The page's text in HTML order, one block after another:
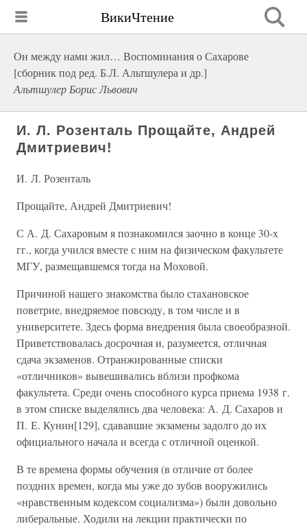
ВикиЧтение
Он между нами жил… Воспоминания о Сахарове
[сборник под ред. Б.Л. Альтшулера и др.]
Альтшулер Борис Львович
И. Л. Розенталь Прощайте, Андрей
Дмитриевич!
И. Л. Розенталь
Прощайте, Андрей Дмитриевич!
С А. Д. Сахаровым я познакомился заочно в конце 30-х
гг., когда учился вместе с ним на физическом факультете
МГУ, размещавшемся тогда на Моховой.
Причиной нашего знакомства было стахановское
поветрие, внедряемое повсюду, в том числе и в
университете. Здесь форма внедрения была своеобразной.
Приветствовалась досрочная и, разумеется, отличная
сдача экзаменов. Отранжированные списки
«отличников» вывешивались вблизи профкома
факультета. Среди очень способного курса приема 1938 г.
в этом списке выделялись два человека: А. Д. Сахаров и
П. Е. Кунин[129], сдававшие экзамены задолго до их
официального начала и всегда с отличной оценкой.
В те времена формы обучения (в отличие от более
поздних времен, когда мы уже до зубов вооружились
«нравственным кодексом социализма») были довольно
либеральные. Ходили на лекции практически по